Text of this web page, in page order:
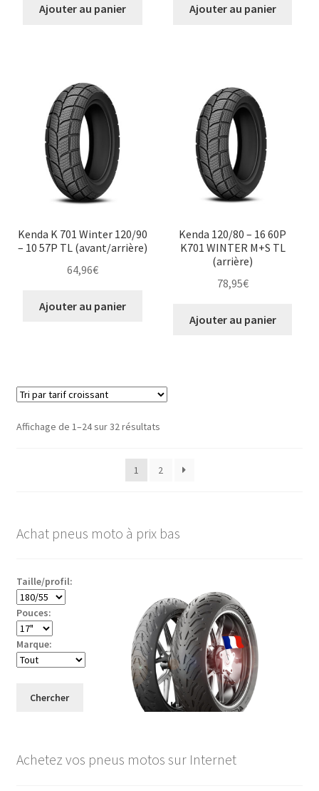
Ajouter au panier Ajouter au panier
Kenda K 701 Winter 120/90
– 10 57P TL (avant/arrière)
64,96€
Ajouter au panier
Kenda 120/80 – 16 60P
K701 WINTER M+S TL
(arrière)
78,95€
Ajouter au panier
Affichage de 1–24 sur 32 résultatsTrié
croissant
1 2
Achat pneus moto à prix bas
Taille/profil:
Pouces:
Marque:
Chercher
Achetez vos pneus motos sur Internet